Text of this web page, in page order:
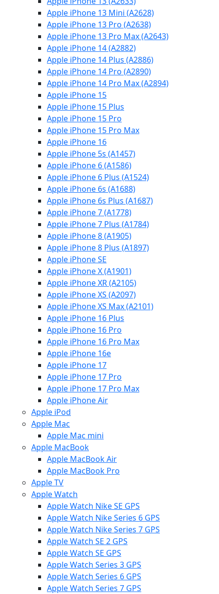
Apple iPhone 13 Mini (A2628)
Apple iPhone 13 Pro (A2638)
Apple iPhone 13 Pro Max (A2643)
Apple iPhone 14 (A2882)
Apple iPhone 14 Plus (A2886)
Apple iPhone 14 Pro (A2890)
Apple iPhone 14 Pro Max (A2894)
Apple iPhone 15
Apple iPhone 15 Plus
Apple iPhone 15 Pro
Apple iPhone 15 Pro Max
Apple iPhone 16
Apple iPhone 5s (A1457)
Apple iPhone 6 (A1586)
Apple iPhone 6 Plus (A1524)
Apple iPhone 6s (A1688)
Apple iPhone 6s Plus (A1687)
Apple iPhone 7 (A1778)
Apple iPhone 7 Plus (A1784)
Apple iPhone 8 (A1905)
Apple iPhone 8 Plus (A1897)
Apple iPhone SE
Apple iPhone X (A1901)
Apple iPhone XR (A2105)
Apple iPhone XS (A2097)
Apple iPhone XS Max (A2101)
Apple iPhone 16 Plus
Apple iPhone 16 Pro
Apple iPhone 16 Pro Max
Apple iPhone 16e
Apple iPhone 17
Apple iPhone 17 Pro
Apple iPhone 17 Pro Max
Apple iPhone Air
Apple iPod
Apple Mac
Apple Mac mini
Apple MacBook
Apple MacBook Air
Apple MacBook Pro
Apple TV
Apple Watch
Apple Watch Nike SE GPS
Apple Watch Nike Series 6 GPS
Apple Watch Nike Series 7 GPS
Apple Watch SE 2 GPS
Apple Watch SE GPS
Apple Watch Series 3 GPS
Apple Watch Series 6 GPS
Apple Watch Series 7 GPS